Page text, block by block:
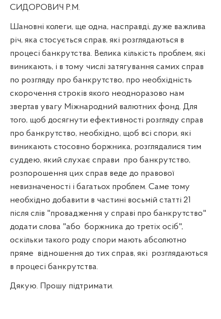
СИДОРОВИЧ Р.М.
Шановні колеги, ще одна, насправді, дуже важлива
річ, яка стосується справ, які розглядаються в
процесі банкрутства. Велика кількість проблем, які
виникають, і в тому числі затягування самих справ
по розгляду про банкрутство, про необхідність
скорочення строків якого неодноразово нам
звертав увагу Міжнародний валютних фонд. Для
того, щоб досягнути ефективності розгляду справ
про банкрутство, необхідно, щоб всі спори, які
виникають стосовно боржника, розглядалися тим
суддею, який слухає справи про банкрутство,
розпорошення цих справ веде до правової
невизначеності і багатьох проблем. Саме тому
необхідно добавити в частині восьмій статті 21
після слів "провадження у справі про банкрутство"
додати слова "або боржника до третіх осіб",
оскільки такого роду спори мають абсолютно
пряме відношення до тих справ, які розглядаються
в процесі банкрутства.
Дякую. Прошу підтримати.